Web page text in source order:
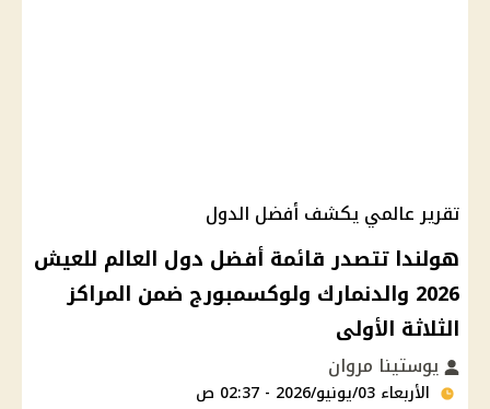
تقرير عالمي يكشف أفضل الدول
هولندا تتصدر قائمة أفضل دول العالم للعيش
2026 والدنمارك ولوكسمبورج ضمن المراكز
الثلاثة الأولى
يوستينا مروان
الأربعاء 03/يونيو/2026 - 02:37 ص